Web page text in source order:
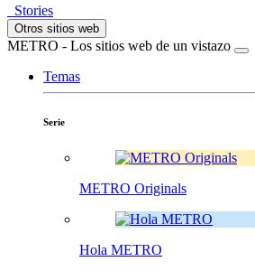
Stories
Otros sitios web
METRO - Los sitios web de un vistazo
Temas
Serie
METRO Originals
Hola METRO